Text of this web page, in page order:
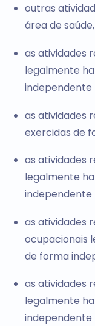
outras
área de
as atividades
legalmente
independente
as atividades
exercidas de
as atividades
legalmente
independente
as atividades
ocupacionais
de forma
as atividades
legalmente
independente